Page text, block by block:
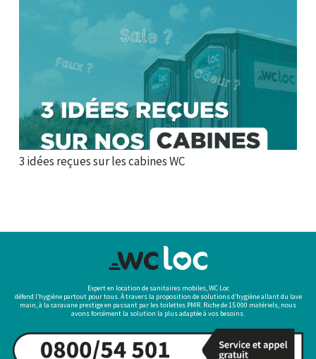
3 idées reçues sur les cabines WC
Expert en location de sanitaires mobiles, WC Loc
défend l’hygiène partout pour tous. À travers la proposition de solutions d’hygiène allant du lave
main, à la caravane prestige en passant par les toilettes PMR. Riche de 15 000 matériels, nous
avons forcément la solution la plus adaptée à vos besoins.